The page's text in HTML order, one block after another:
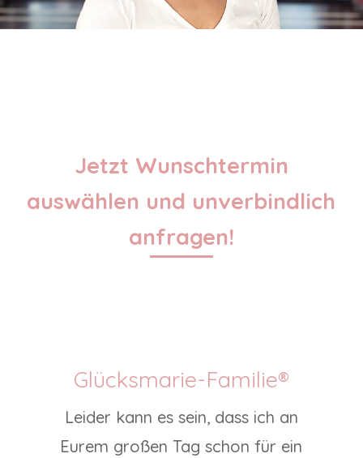
Jetzt Wunschtermin
auswählen und unverbindlich
anfragen!
Glücksmarie-Familie®
Leider kann es sein, dass ich an
Eurem großen Tag schon für ein